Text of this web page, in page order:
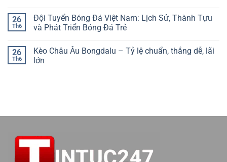
26
Th6
Đội Tuyển Bóng Đá Việt Nam: Lịch Sử, Thành Tựu
và Phát Triển Bóng Đá Trẻ
26
Th6
Kèo Châu Âu Bongdalu – Tỷ lệ chuẩn, thắng dễ, lãi
lớn